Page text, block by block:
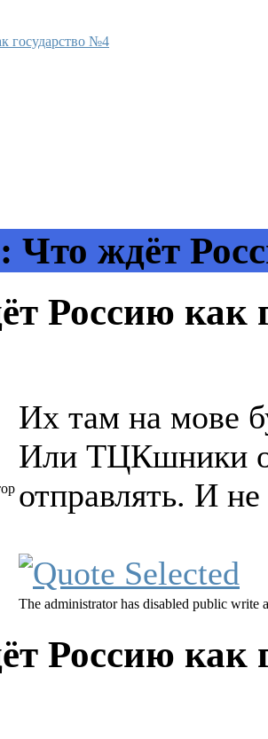
государство №4
Что ждёт
Россию как
Их там на мове
Или ТЦКшники
отправлять. И
The administrator has disabled public write
Россию как